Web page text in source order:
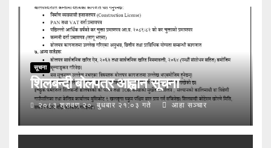
सूचना
शिलबन्दी बोलपत्र आह्वान सूचना
२०८३ श्रावण २०, बुधबार २१:०३ गते आहा सञ्चार